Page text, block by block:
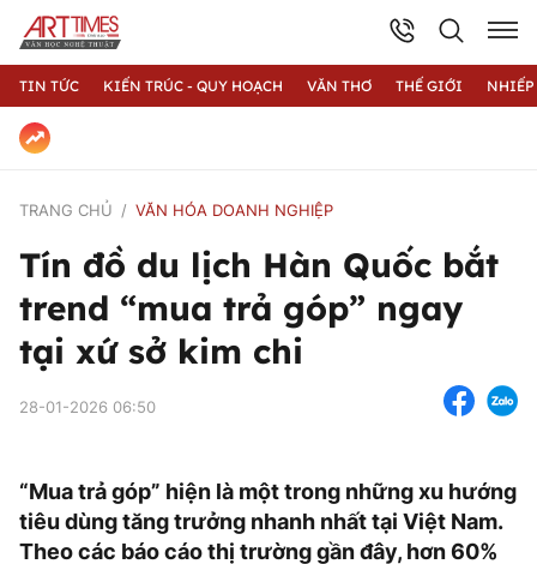
TIN TỨC KIẾN TRÚC - QUY HOẠCH VĂN THƠ THẾ GIỚI
TRANG CHỦ VĂN HÓA DOANH NGHIỆP
Tín đồ du lịch Hàn Quốc bắt
trend “mua trả góp” ngay
tại xứ sở kim chi
28-01-2026 06:50
“Mua trả góp” hiện là một trong những xu hướng
tiêu dùng tăng trưởng nhanh nhất tại Việt Nam.
Theo các báo cáo thị trường gần đây, hơn 60%